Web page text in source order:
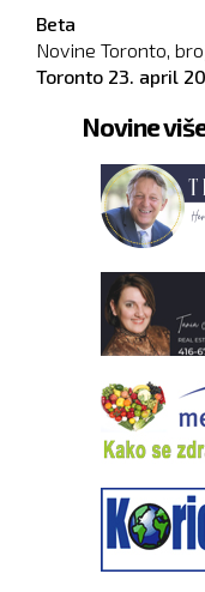
Beta
Novine Toronto,
Toronto 23. april
Novine